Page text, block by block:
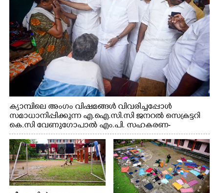
ക്യാമ്പിലെ അംഗം വിഷമങ്ങൾ വിവരിച്ചപ്പോൾ
സമാധാനിപ്പിക്കുന്ന എ.ഐ.സി.സി ജനറൽ സെക്രട്ടറി
കെ.സി വേണുഗോപാൽ എം.പി. സഹകരണ-
എക്സൈസ് വകുപ്പ് മന്ത്രി എം. ലിജു, എന്നിവർ